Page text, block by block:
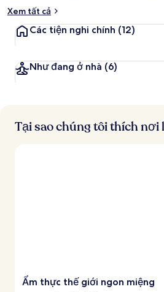
Xem tất cả
Các tiện nghi chính (12)
Như đang ở nhà (6)
Tại sao chúng tôi thích nơi
Ẩm thực thế giới ngon miệng